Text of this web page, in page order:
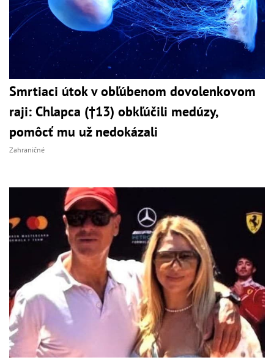
Smrtiaci útok v obľúbenom dovolenkovom
raji: Chlapca (†13) obkľúčili medúzy,
pomôcť mu už nedokázali
Zahraničné